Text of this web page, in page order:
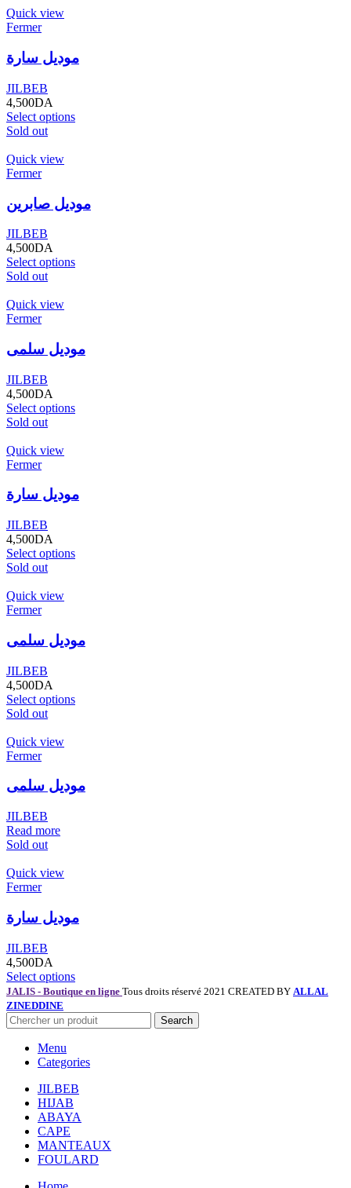
Quick view
Fermer
موديل سارة
JILBEB
4,500DA
Select options
Sold out
Quick view
Fermer
موديل صابرين
JILBEB
4,500DA
Select options
Sold out
Quick view
Fermer
موديل سلمى
JILBEB
4,500DA
Select options
Sold out
Quick view
Fermer
موديل سارة
JILBEB
4,500DA
Select options
Sold out
Quick view
Fermer
موديل سلمى
JILBEB
4,500DA
Select options
Sold out
Quick view
Fermer
موديل سلمى
JILBEB
Read more
Sold out
Quick view
Fermer
موديل سارة
JILBEB
4,500DA
Select options
JALIS - Boutique en ligne Tous droits réservé 2021 CREATED BY ALLAL
ZINEDDINE
Search
Menu
Categories
JILBEB
HIJAB
ABAYA
CAPE
MANTEAUX
FOULARD